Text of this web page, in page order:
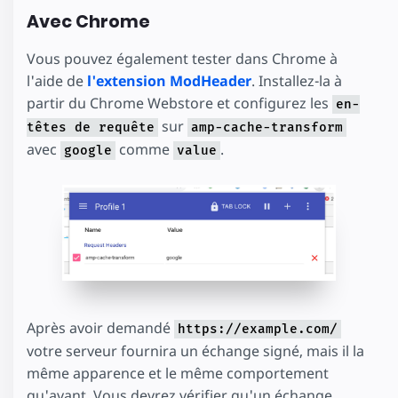
Avec Chrome
Vous pouvez également tester dans Chrome à
l'aide de l'extension ModHeader. Installez-la à
partir du Chrome Webstore et configurez les en-
têtes de requête sur amp-cache-transform
avec google comme value .
Après avoir demandé https://example.com/
votre serveur fournira un échange signé, mais il la
même apparence et le même comportement